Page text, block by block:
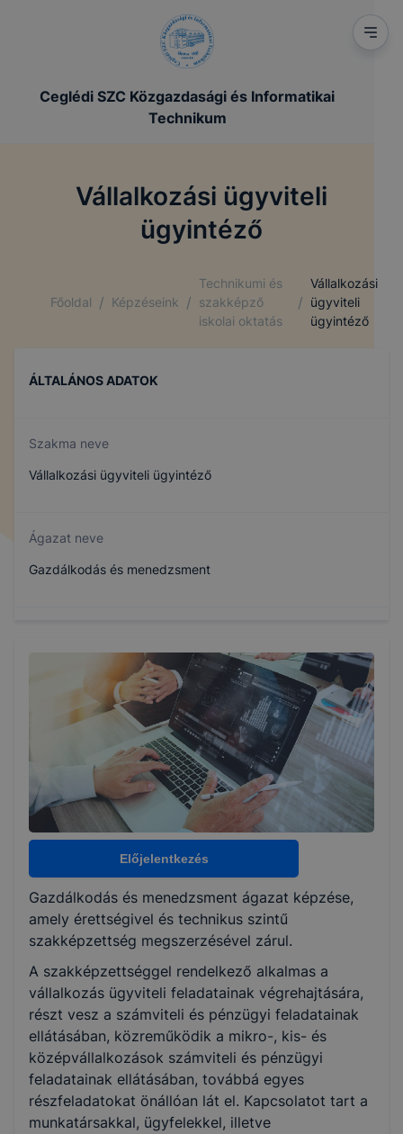
Ceglédi SZC Közgazdasági és Informatikai
Technikum
Vállalkozási ügyviteli
ügyintéző
Főoldal / Képzéseink /
Technikumi és
szakképző
iskolai oktatás
/
Vállalkozási
ügyviteli
ügyintéző
ÁLTALÁNOS ADATOK
Szakma neve
Vállalkozási ügyviteli ügyintéző
Ágazat neve
Gazdálkodás és menedzsment
Képzés időtartama
5 év
Választható szakmairányok:
Nem válaszható
KKK/PTT
KKK letöltése (pdf)
Okleveles technikusképzés
Nem
Előjelentkezés
Gazdálkodás és menedzsment ágazat képzése,
amely érettségivel és technikus szintű
szakképzettség megszerzésével zárul.
A szakképzettséggel rendelkező alkalmas a
vállalkozás ügyviteli feladatainak végrehajtására,
részt vesz a számviteli és pénzügyi feladatainak
ellátásában, közreműködik a mikro-, kis- és
középvállalkozások számviteli és pénzügyi
feladatainak ellátásában, továbbá egyes
részfeladatokat önállóan lát el. Kapcsolatot tart a
munkatársakkal, ügyfelekkel, illetve